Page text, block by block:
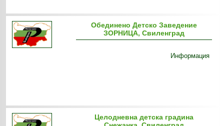
Обединено Детско Заведение
ЗОРНИЦА, Свиленград
Информация
Целодневна детска градина